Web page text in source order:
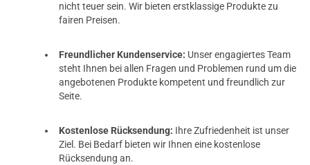
nicht teuer sein. Wir bieten erstklassige Produkte zu
fairen Preisen.
Freundlicher Kundenservice: Unser engagiertes Team
steht Ihnen bei allen Fragen und Problemen rund um die
angebotenen Produkte kompetent und freundlich zur
Seite.
Kostenlose Rücksendung: Ihre Zufriedenheit ist unser
Ziel. Bei Bedarf bieten wir Ihnen eine kostenlose
Rücksendung an.